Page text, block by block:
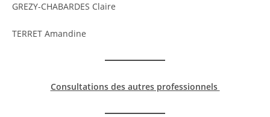
GREZY-CHABARDES Claire
TERRET Amandine
Consultations des autres professionnels